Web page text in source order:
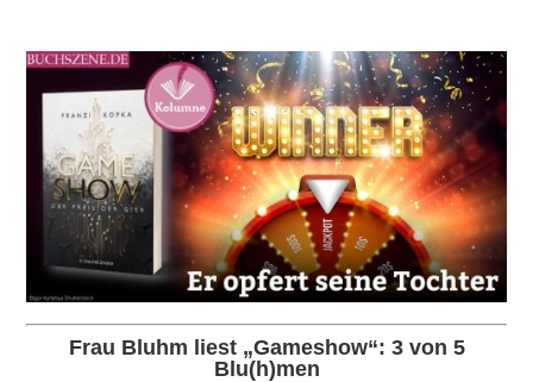
Frau Bluhm liest „Gameshow“: 3 von 5
Blu(h)men